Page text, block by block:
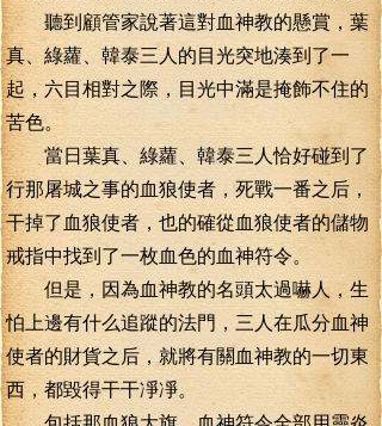
聽到顧管家說著這對血神教的懸賞，葉
真、綠蘿、韓泰三人的目光突地湊到了一
起，六目相對之際，目光中滿是掩飾不住的
苦色。
當日葉真、綠蘿、韓泰三人恰好碰到了
行那屠城之事的血狼使者，死戰一番之后，
干掉了血狼使者，也的確從血狼使者的儲物
戒指中找到了一枚血色的血神符令。
但是，因為血神教的名頭太過嚇人，生
怕上邊有什么追蹤的法門，三人在瓜分血神
使者的財貨之后，就將有關血神教的一切東
西，都毀得干干凈凈。